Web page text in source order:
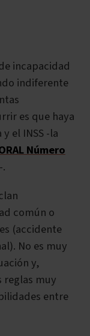
incapacidad
indiferente
es que haya
el INSS -la
Número
-.
común o
(accidente
No es muy
y,
reglas muy
entre